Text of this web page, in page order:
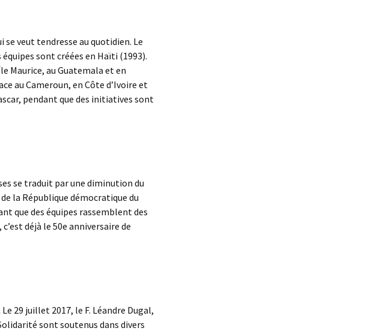
veut tendresse au quotidien. Le
sont créées en Haïti (1993).
Maurice, au Guatemala et en
au Cameroun, en Côte d’Ivoire et
pendant que des initiatives sont
se traduit par une diminution du
la République démocratique du
que des équipes rassemblent des
déjà le 50e anniversaire de
29 juillet 2017, le F. Léandre Dugal,
sont soutenus dans divers